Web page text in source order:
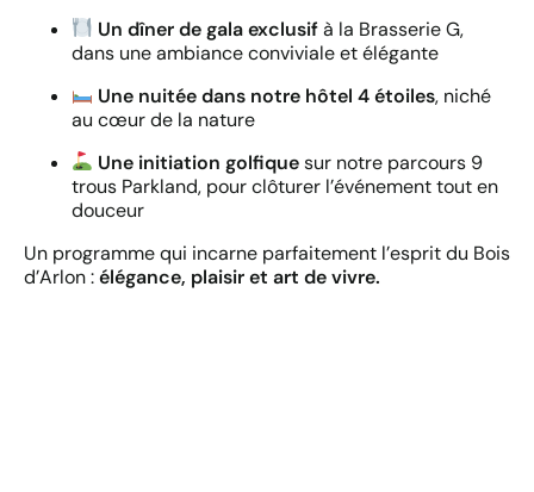
Un dîner de gala exclusifà la Brasserie G,
dans une ambiance conviviale et élégante
Une nuitée dans notre hôtel 4 étoiles, niché
au cœur de la nature
Une initiation golfiquesur notre parcours 9
trous Parkland, pour clôturer l’événement tout en
douceur
Un programme qui incarne parfaitement l’esprit du Bois
d’Arlon :élégance, plaisir et art de vivre.